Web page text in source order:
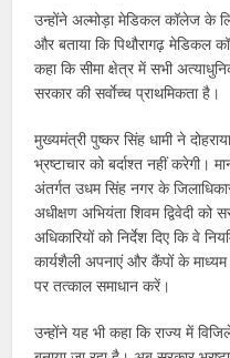
उन्होंने अल्मोड़ा मेडिकल कॉलेज के
और बताया कि पिथौरागढ़ मेडिकल
कहा कि सीमा क्षेत्र में सभी
सरकार की सर्वाेच्च प्राथमिकता है।
मुख्यमंत्री पुष्कर सिंह धामी ने
भ्रष्टाचार को बर्दाश्त नहीं
अंतर्गत उधम सिंह नगर के
अधीक्षण अभियंता शिवम द्विवेदी को
अधिकारियों को निर्देश दिए कि वे
कार्यशैली अपनाएं और कैंपों के
पर तत्काल समाधान करें।
उन्होंने यह भी कहा कि राज्य में